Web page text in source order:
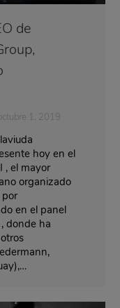
de
1, 2019
hoy en el
, el mayor
organizado
por
en el panel
donde ha